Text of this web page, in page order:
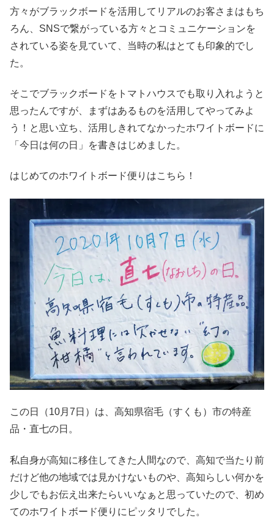
方々がブラックボードを活用してリアルのお客さまはもち
ろん、SNSで繋がっている方々とコミュニケーションを
されている姿を見ていて、当時の私はとても印象的でし
た。
そこでブラックボードをトマトハウスでも取り入れようと
思ったんですが、まずはあるものを活用してやってみよ
う！と思い立ち、活用しきれてなかったホワイトボードに
「今日は何の日」を書きはじめました。
はじめてのホワイトボード便りはこちら！
この日（10月7日）は、高知県宿毛（すくも）市の特産
品・直七の日。
私自身が高知に移住してきた人間なので、高知で当たり前
だけど他の地域では見かけないものや、高知らしい何かを
少しでもお伝え出来たらいいなぁと思っていたので、初め
てのホワイトボード便りにピッタリでした。